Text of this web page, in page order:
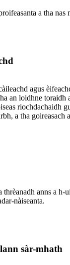
a tha nas
agus
an loidhne toraidh
riochdachaidh
a tha goireasach
anns a h-
nàiseanta.
sàr-mhath